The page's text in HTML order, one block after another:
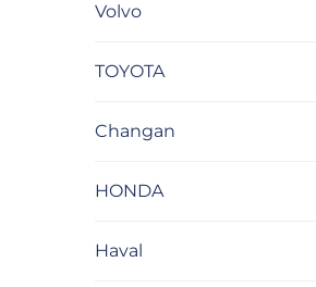
Volvo
TOYOTA
Changan
HONDA
Haval